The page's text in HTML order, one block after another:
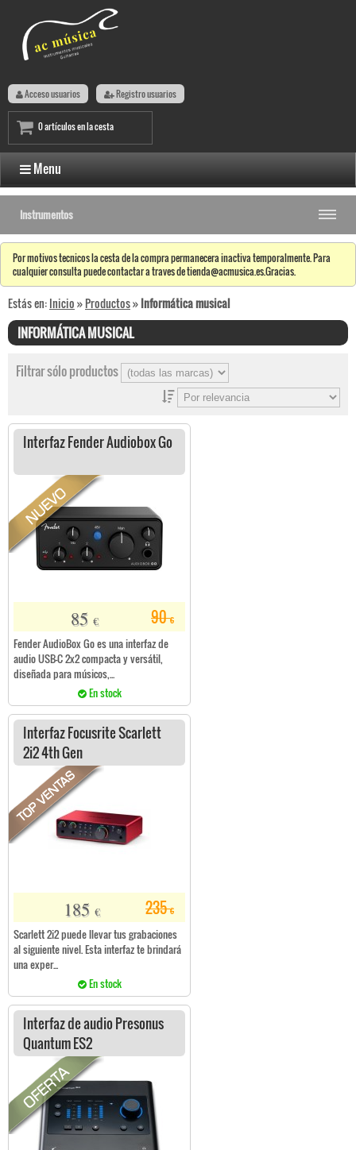
Acceso usuarios Registro usuarios
0 artículos en la cesta
Menu
Instrumentos
Por motivos tecnicos la cesta de la compra permanecera inactiva temporalmente. Para
cualquier consulta puede contactar a traves de tienda@acmusica.es.Gracias.
Estás en:Inicio»Productos»Informática musical
INFORMÁTICA MUSICAL
Filtrar sólo productos
Interfaz Fender Audiobox Go
90€
85 €
Fender AudioBox Go es una interfaz de
audio USB-C 2x2 compacta y versátil,
diseñada para músicos,...
En stock
Interfaz Focusrite Scarlett
2i2 4th Gen
235€
185 €
Scarlett 2i2 puede llevar tus grabaciones
al siguiente nivel. Esta interfaz te brindará
una exper...
En stock
Interfaz de audio Presonus
Quantum ES2